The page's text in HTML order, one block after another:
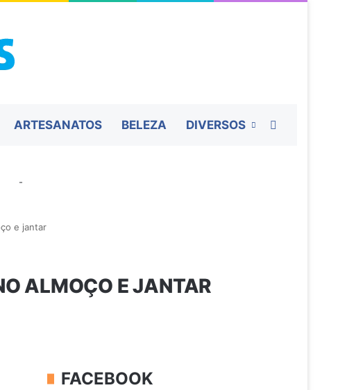
ARTESANATOS BELEZA DIVERSOS
-
e jantar
ALMOÇO E JANTAR
FACEBOOK